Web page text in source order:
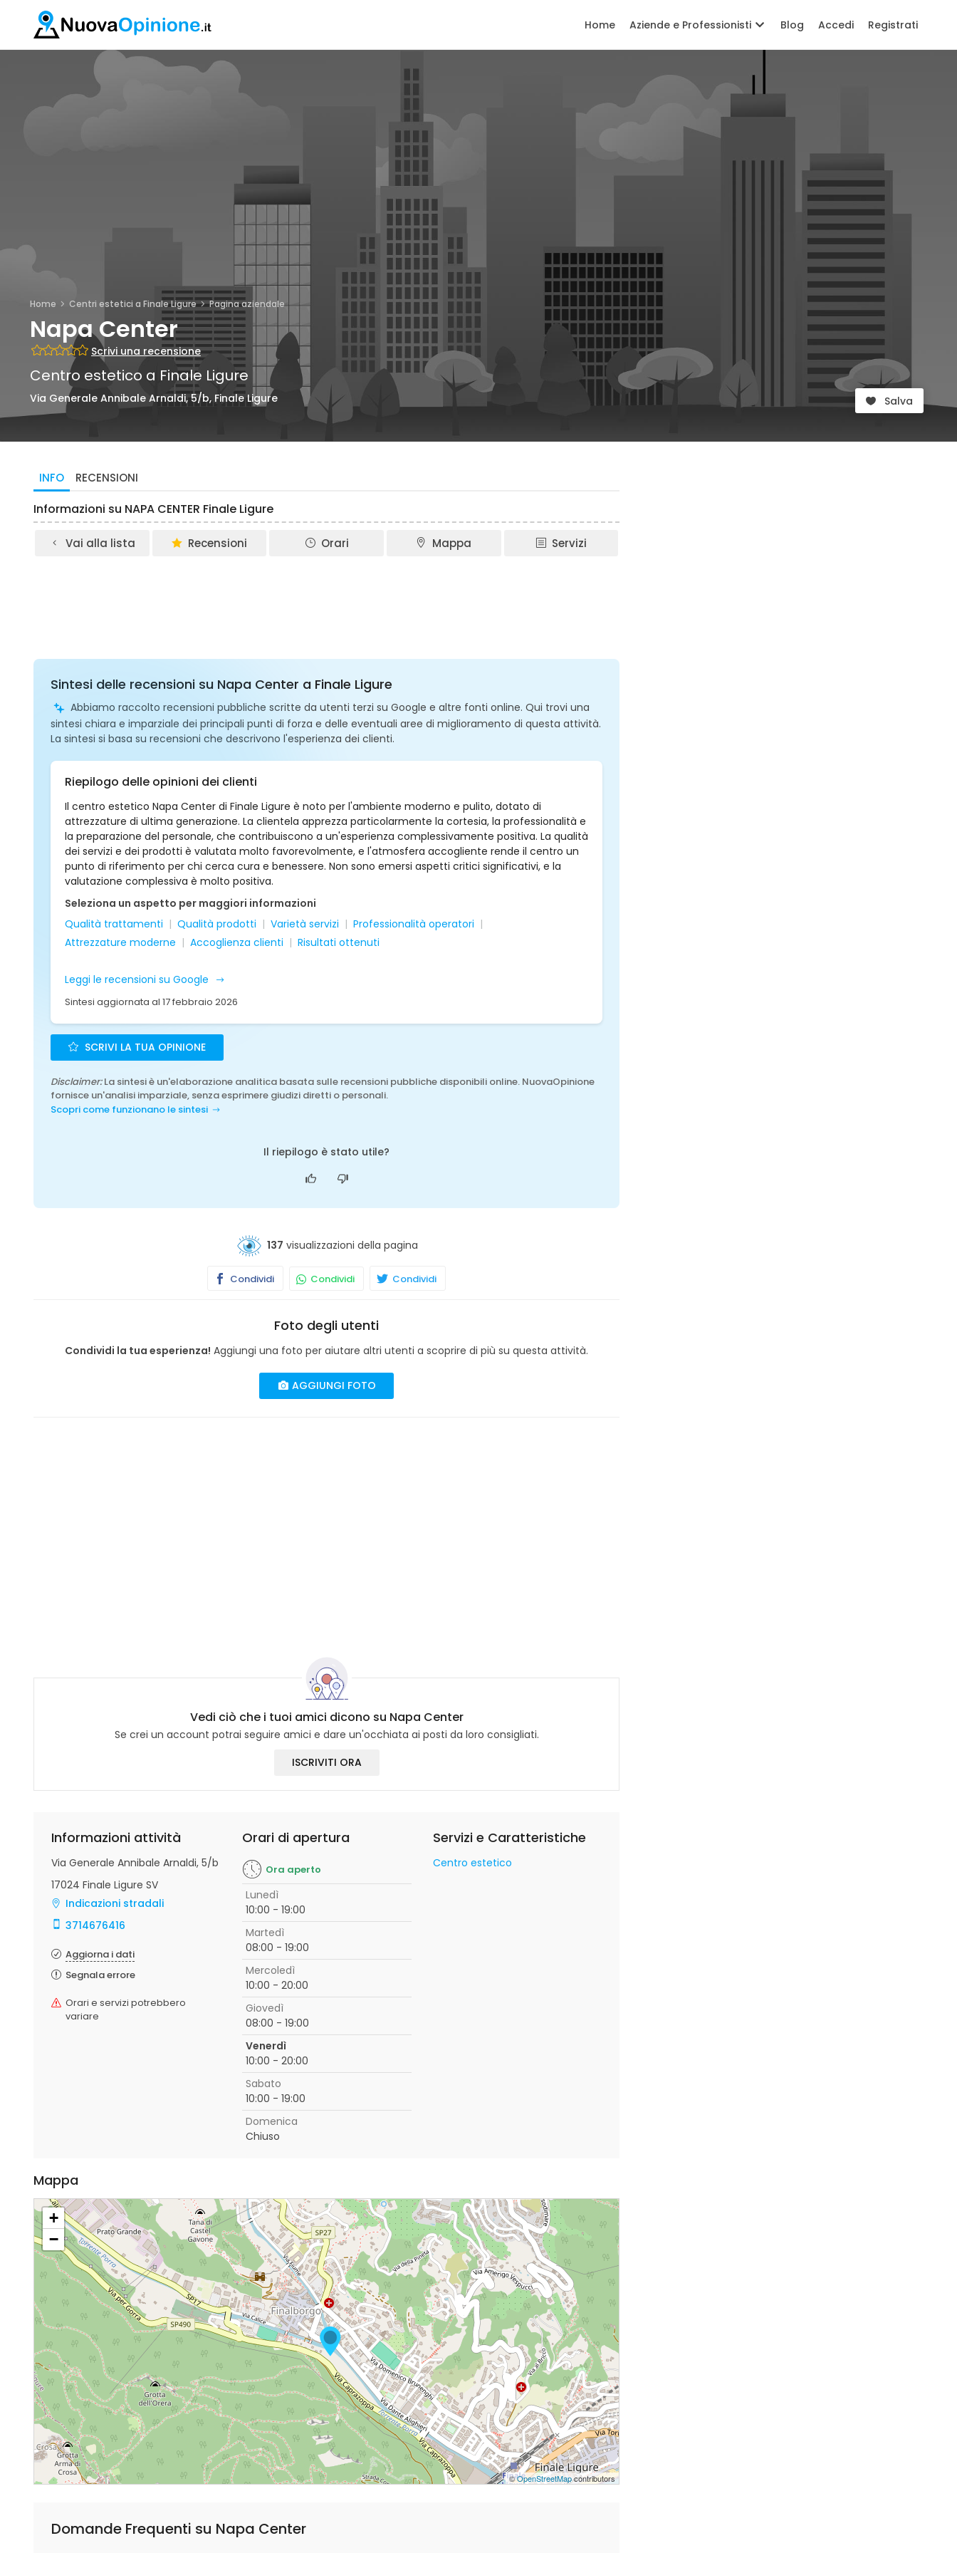
Home Aziende e Professionisti Blog Accedi Registrati
Home Centri estetici a Finale Ligure Pagina aziendale
Napa Center
Scrivi una recensione
Centro estetico a Finale Ligure
Via Generale Annibale Arnaldi, 5/b, Finale Ligure Salva
INFO RECENSIONI
Informazioni su NAPA CENTER Finale Ligure
Vai alla lista Recensioni Orari Mappa Servizi
Sintesi delle recensioni su Napa Center a Finale Ligure
Abbiamo raccolto recensioni pubbliche scritte da utenti terzi su Google e altre fonti online. Qui trovi una
sintesi chiara e imparziale dei principali punti di forza e delle eventuali aree di miglioramento di questa attività.
La sintesi si basa su recensioni che descrivono l'esperienza dei clienti.
Riepilogo delle opinioni dei clienti
Il centro estetico Napa Center di Finale Ligure è noto per l'ambiente moderno e pulito, dotato di
attrezzature di ultima generazione. La clientela apprezza particolarmente la cortesia, la professionalità e
la preparazione del personale, che contribuiscono a un'esperienza complessivamente positiva. La qualità
dei servizi e dei prodotti è valutata molto favorevolmente, e l'atmosfera accogliente rende il centro un
punto di riferimento per chi cerca cura e benessere. Non sono emersi aspetti critici significativi, e la
valutazione complessiva è molto positiva.
Seleziona un aspetto per maggiori informazioni
Qualità trattamenti
Qualità prodotti Varietà servizi
Professionalità operatori
Attrezzature moderne
Accoglienza clienti Risultati ottenuti
Leggi le recensioni su Google
Sintesi aggiornata al 17 febbraio 2026
SCRIVI LA TUA OPINIONE
Disclaimer:La sintesi è un'elaborazione analitica basata sulle recensioni pubbliche disponibili online. NuovaOpinione
fornisce un'analisi imparziale, senza esprimere giudizi diretti o personali.
Scopri come funzionano le sintesi
Il riepilogo è stato utile?
137 visualizzazioni della pagina
Condividi Condividi Condividi
Foto degli utenti
Condividi la tua esperienza! Aggiungi una foto per aiutare altri utenti a scoprire di più su questa attività.
AGGIUNGI FOTO
Vedi ciò che i tuoi amici dicono su Napa Center
Se crei un account potrai seguire amici e dare un'occhiata ai posti da loro consigliati.
ISCRIVITI ORA
Informazioni attività
Via Generale Annibale Arnaldi, 5/b
17024 Finale Ligure SV
Indicazioni stradali
3714676416
Aggiorna i dati
Segnala errore
Orari e servizi potrebbero
variare
Orari di apertura
Ora aperto
Lunedì
10:00 - 19:00
Martedì
08:00 - 19:00
Mercoledì
10:00 - 20:00
Giovedì
08:00 - 19:00
Venerdì
10:00 - 20:00
Sabato
10:00 - 19:00
Domenica
Chiuso
Servizi e Caratteristiche
Centro estetico
Mappa
+
−
©OpenStreetMapcontributors
Domande Frequenti su Napa Center